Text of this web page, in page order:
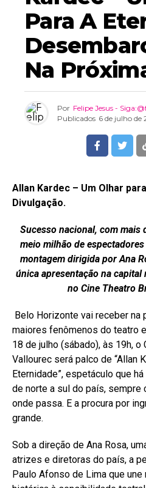
Para A
Na
Por Felipe Jesus -
Publicados 6 de julho de
Allan Kardec – Um Olhar
Divulgação.
Sucesso nacional, com mais
meio milhão de
montagem dirigida por Ana
única apresentação na
no Cine Theatro
Belo Horizonte vai receber na
maiores fenômenos do teatro
18 de julho (sábado), às 19h, o
Vallourec será palco de “Allan
Eternidade”, espetáculo que
de norte a sul do país, sempre
onde passa. E a procura por
grande.
Sob a direção de Ana Rosa,
atrizes e diretoras do país, a
Paulo Afonso de Lima que